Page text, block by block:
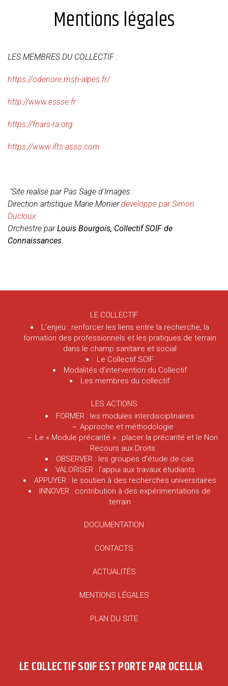
Mentions légales
LES MEMBRES DU COLLECTIF :
https://odenore.msh-alpes.fr/
http://www.essse.fr
https://fnars-ra.org
https://www.ifts-asso.com
"Site realise par Pas Sage d'Images :
Direction artistique Marie Monierdeveloppe par Simon
Ducloux
Orchestre parLouis Bourgois, Collectif SOIF de
Connaissances.
LE COLLECTIF
L’enjeu : renforcer les liens entre la recherche, la
formation des professionnels et les pratiques de terrain
dans le champ sanitaire et social
Le Collectif SOIF
Modalités d’intervention du Collectif
Les membres du collectif
LES ACTIONS
FORMER : les modules interdisciplinaires
Approche et méthodologie
Le « Module précarité » : placer la précarité et le Non
Recours aux Droits
OBSERVER : les groupes d’étude de cas
VALORISER : l’appui aux travaux étudiants
APPUYER : le soutien à des recherches universitaires
INNOVER : contribution à des expérimentations de
terrain
DOCUMENTATION
CONTACTS
ACTUALITÉS
MENTIONS LÉGALES
PLAN DU SITE
LE COLLECTIF SOIF EST PORTE PAR OCELLIA